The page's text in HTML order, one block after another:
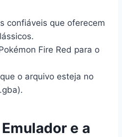
confiáveis que oferecem
Fire Red para o
o arquivo esteja no
e a